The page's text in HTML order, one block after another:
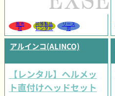
販売
可
同等製品
レンタル
リース
可
アルインコ(ALINCO)
【レンタル】ヘルメッ
ト直付けヘッドセット